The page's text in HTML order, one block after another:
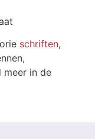
schriften,
meer in de